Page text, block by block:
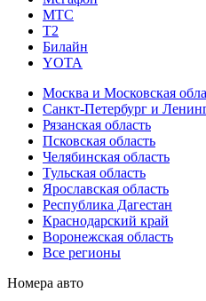
МТС
Т2
Билайн
YOTA
Москва и Московская
Санкт-Петербург и
Рязанская область
Псковская область
Челябинская область
Тульская область
Ярославская область
Республика Дагестан
Краснодарский край
Воронежская область
Все регионы
Номера авто